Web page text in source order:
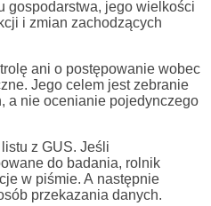
gospodarstwa, jego wielkości
i zmian zachodzących
ani o postępowanie wobec
Jego celem jest zebranie
a nie ocenianie pojedynczego
z GUS. Jeśli
do badania, rolnik
w piśmie. A następnie
przekazania danych.